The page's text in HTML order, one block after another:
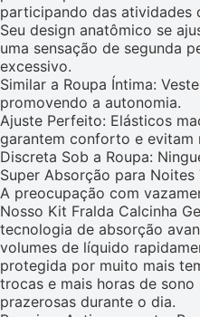
participando das atividades
Seu design anatômico se
uma sensação de segunda
excessivo.
Similar a Roupa Íntima:
promovendo a autonomia.
Ajuste Perfeito: Elásticos
garantem conforto e evitam
Discreta Sob a Roupa:
Super Absorção para
A preocupação com
Nosso Kit Fralda Calcinha
tecnologia de absorção
volumes de líquido
protegida por muito mais
trocas e mais horas de
prazerosas durante o dia.